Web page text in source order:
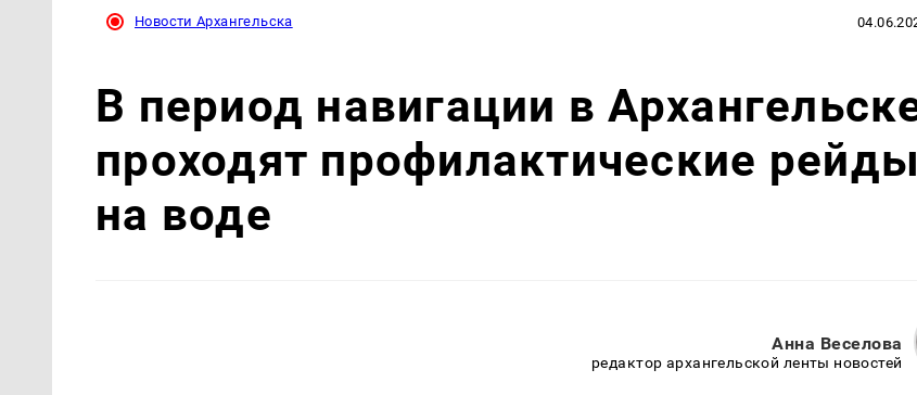
Новости Архангельска
В период навигации в
проходят профилактические рейды
на воде
Анна Веселова
редактор архангельской ленты новостей